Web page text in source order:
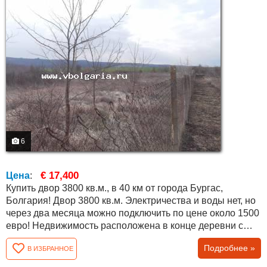
6
Цена: € 17,400
Купить двор 3800 кв.м., в 40 км от города Бургас,
Болгария! Двор 3800 кв.м. Электричества и воды нет, но
через два месяца можно подключить по цене около 1500
евро! Недвижимость расположена в конце деревни с
прекрасным видом на поля, близлежащие холмы и лес!
В деревне есть действующая начальная школа, детский
сад, общественный центр, церковь, почта, магазины и
В ИЗБРАННОЕ Подробнее »